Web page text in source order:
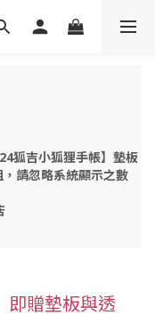
狐吉小狐狸手帳】墊板
請忽略系統顯示之數
即贈墊板與透